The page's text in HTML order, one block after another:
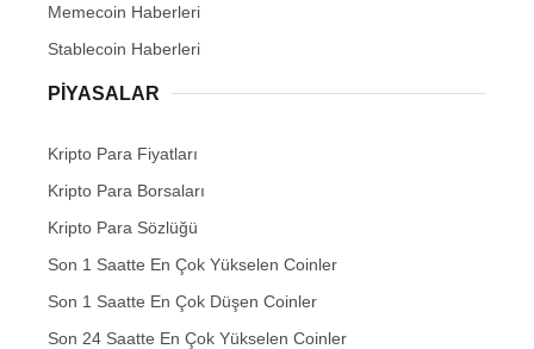
Memecoin Haberleri
Stablecoin Haberleri
PIYASALAR
Kripto Para Fiyatları
Kripto Para Borsaları
Kripto Para Sözlüğü
Son 1 Saatte En Çok Yükselen Coinler
Son 1 Saatte En Çok Düşen Coinler
Son 24 Saatte En Çok Yükselen Coinler